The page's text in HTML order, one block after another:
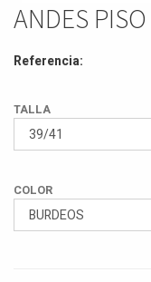
ANDES
Referencia:
TALLA
COLOR